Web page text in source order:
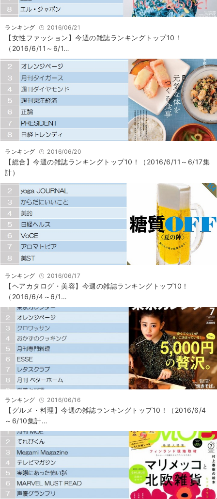
ランキング 2016/06/21
【女性ファッション】今週の雑誌ランキングトップ10！
（2016/6/11～6/1…
ランキング 2016/06/20
【総合】今週の雑誌ランキングトップ10！（2016/6/11～6/17集
計）
ランキング 2016/06/17
【ヘアカタログ・美容】今週の雑誌ランキングトップ10！
（2016/6/4～6/1…
ランキング 2016/06/16
【グルメ・料理】今週の雑誌ランキングトップ10！（2016/6/4
～6/10集計…